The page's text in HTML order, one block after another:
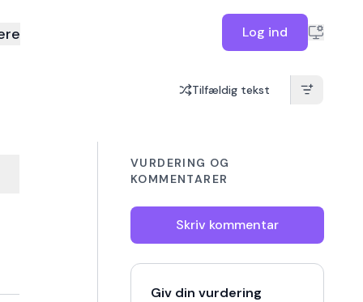
Log ind
Tilfældig tekst
VURDERING OG
KOMMENTARER
Skriv kommentar
Giv din vurdering